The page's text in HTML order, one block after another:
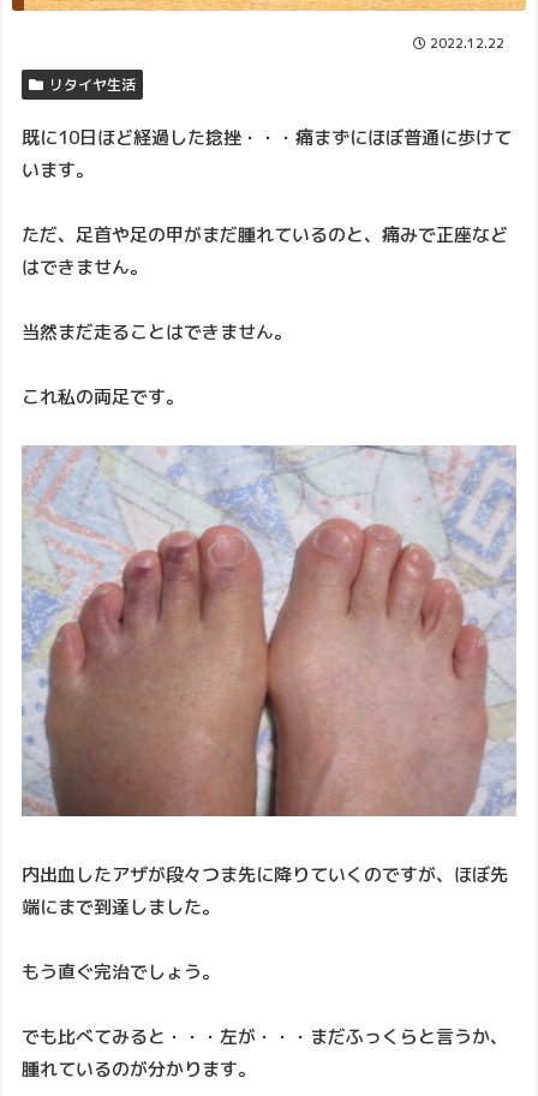
2022.12.22
リタイヤ生活
既に10日ほど経過した捻挫・・・痛まずにほぼ普通に歩けて
います。
ただ、足首や足の甲がまだ腫れているのと、痛みで正座など
はできません。
当然まだ走ることはできません。
これ私の両足です。
内出血したアザが段々つま先に降りていくのですが、ほぼ先
端にまで到達しました。
もう直ぐ完治でしょう。
でも比べてみると・・・左が・・・まだふっくらと言うか、
腫れているのが分かります。